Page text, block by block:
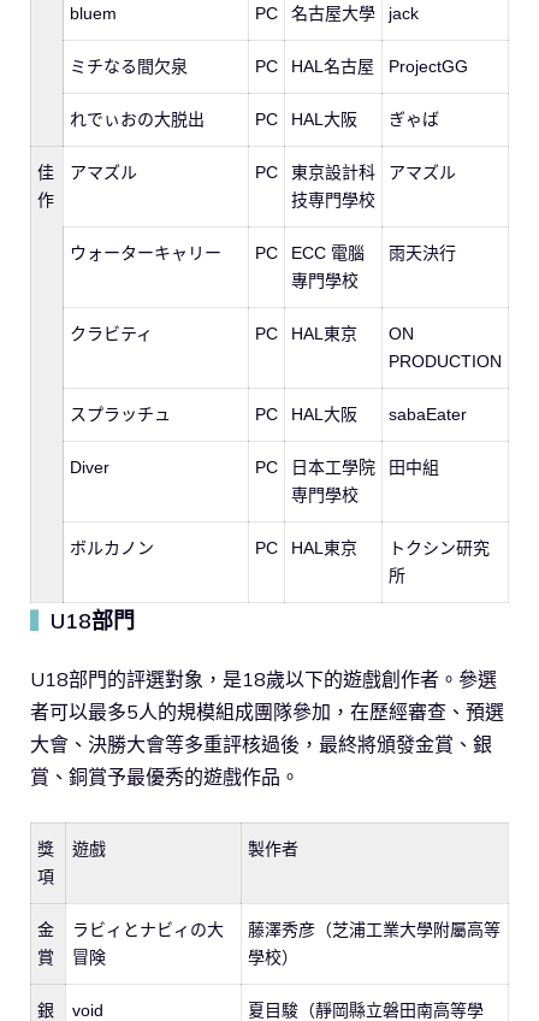
bluem PC 名古屋大學 jack
ミチなる間欠泉 PC HAL名古屋 ProjectGG
れでぃおの大脱出 PC HAL大阪 ぎゃば
佳
作
アマズル PC
東京設計科
技専門學校
アマズル
ウォーターキャリー PC
ECC 電腦
專門學校
雨天決行
クラビティ PC HAL東京
ON
PRODUCTION
スプラッチュ PC HAL大阪 sabaEater
Diver PC
日本工學院
専門學校
田中組
ボルカノン PC HAL東京
トクシン研究
所
U18部門
U18部門的評選對象，是18歲以下的遊戲創作者。參選
者可以最多5人的規模組成團隊參加，在歷經審查、預選
大會、決勝大會等多重評核過後，最終將頒發金賞、銀
賞、銅賞予最優秀的遊戲作品。
獎
項
遊戲 製作者
金
賞
ラビィとナビィの大
冒険
藤澤秀彦（芝浦工業大學附屬高等
學校）
銀
void
夏目駿（靜岡縣立磐田南高等學